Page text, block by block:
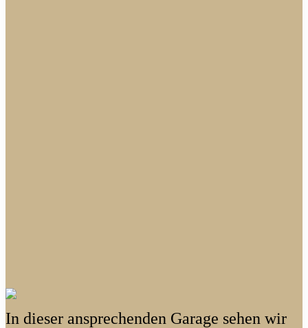
In dieser ansprechenden Garage sehen wir